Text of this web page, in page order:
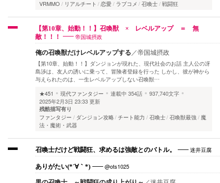
VRMMO リアルチート 恋愛 ラブコメ 召喚士 戦闘狂
【第10章、始動！！】召喚獣 × レベルアップ ＝ 無
敵！！！
帝国城摂政
俺の召喚獣だけレベルアップする ／帝国城摂政
【第10章、始動！！】ダンジョンが現れた、現代社会のお話 主人公の冴
島渉は、友人の誘いに乗って、冒険者登録を行った しかし、彼が神から
与えられたのは、一生レベルアップしない召喚獣…
★451
現代ファンタジー 連載中 354話
937,740文字
2025年2月3日 23:33 更新
残酷描写有り
ファンタジー ダンジョン攻略 チート能力 召喚士 召喚獣最強
魔
法・魔術・武器
召喚士だけど戦闘狂、求めるは強敵とのバトル。 迷井豆腐
ありがたい(*´∀｀*) @ots1025